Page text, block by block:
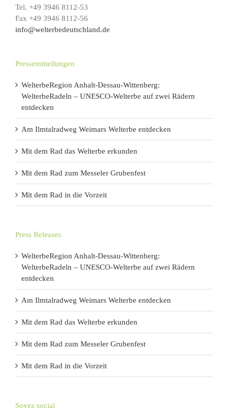
Tel. +49 3946 8112-53
Fax +49 3946 8112-56
info@welterbedeutschland.de
Pressemitteilungen
WelterbeRegion Anhalt-Dessau-Wittenberg:
WelterbeRadeln – UNESCO-Welterbe auf zwei Rädern
entdecken
Am Ilmtalradweg Weimars Welterbe entdecken
Mit dem Rad das Welterbe erkunden
Mit dem Rad zum Messeler Grubenfest
Mit dem Rad in die Vorzeit
Press Releases
WelterbeRegion Anhalt-Dessau-Wittenberg:
WelterbeRadeln – UNESCO-Welterbe auf zwei Rädern
entdecken
Am Ilmtalradweg Weimars Welterbe entdecken
Mit dem Rad das Welterbe erkunden
Mit dem Rad zum Messeler Grubenfest
Mit dem Rad in die Vorzeit
Soyez social